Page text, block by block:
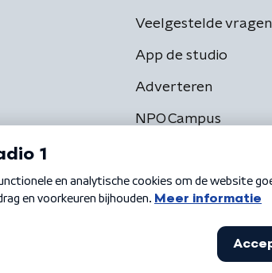
Veelgestelde vragen
App de studio
Adverteren
NPO Campus
Privacybeleid